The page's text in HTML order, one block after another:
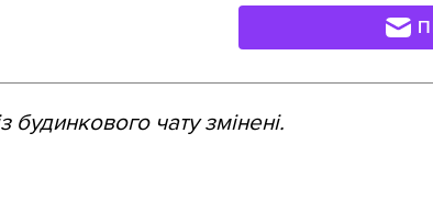
будинкового чату змінені.